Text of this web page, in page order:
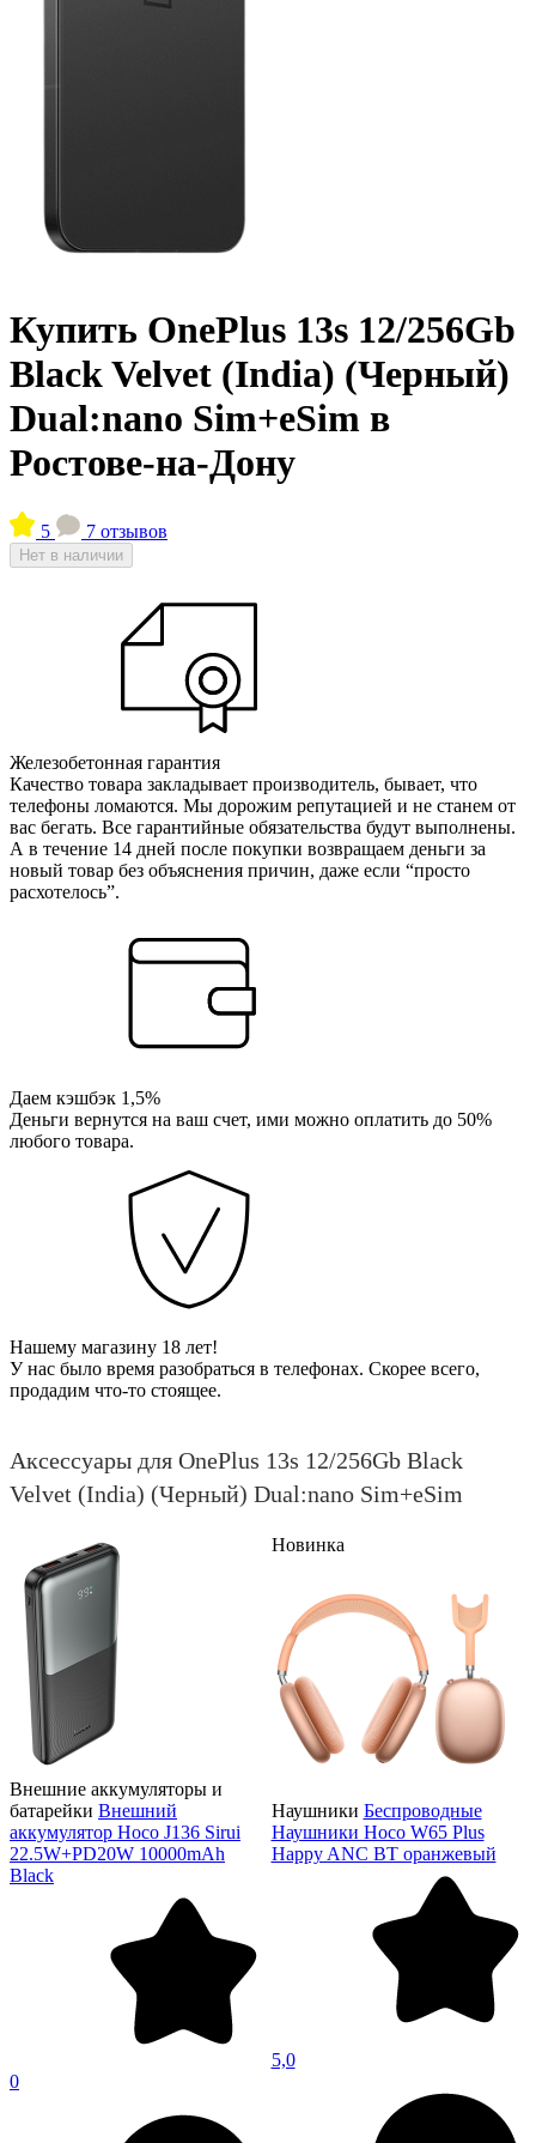
Купить OnePlus 13s 12/256Gb
Black Velvet (India) (Черный)
Dual:nano Sim+eSim в
Ростове-на-Дону
5 7 отзывов
Нет в наличии
Железобетонная гарантия
Качество товара закладывает производитель, бывает, что
телефоны ломаются. Мы дорожим репутацией и не станем от
вас бегать. Все гарантийные обязательства будут выполнены.
А в течение 14 дней после покупки возвращаем деньги за
новый товар без объяснения причин, даже если “просто
расхотелось”.
Даем кэшбэк 1,5%
Деньги вернутся на ваш счет, ими можно оплатить до 50%
любого товара.
Нашему магазину 18 лет!
У нас было время разобраться в телефонах. Скорее всего,
продадим что-то стоящее.
Аксессуары для OnePlus 13s 12/256Gb Black
Velvet (India) (Черный) Dual:nano Sim+eSim
Внешние аккумуляторы и
батарейки Внешний
аккумулятор Hoco J136 Sirui
22.5W+PD20W 10000mAh
Black
0
Новинка
Наушники Беспроводные
Наушники Hoco W65 Plus
Happy ANC BT оранжевый
5,0